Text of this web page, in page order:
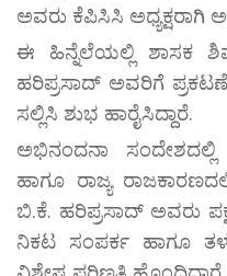
ಅವರು ಕೆಪಿಸಿಸಿ ಅಧ್ಯಕ್ಷರಾಗಿ
ಈ ಹಿನ್ನೆಲೆಯಲ್ಲಿ ಶಾಸಕ
ಹರಿಪ್ರಸಾದ್ ಅವರಿಗೆ
ಸಲ್ಲಿಸಿ ಶುಭ ಹಾರೈಸಿದ್ದಾರೆ.
ಅಭಿನಂದನಾ ಸಂದೇಶದಲ್ಲಿ
ಹಾಗೂ ರಾಜ್ಯ
ಬಿ.ಕೆ. ಹರಿಪ್ರಸಾದ್ ಅವರು
ನಿಕಟ ಸಂಪರ್ಕ ಹಾಗೂ